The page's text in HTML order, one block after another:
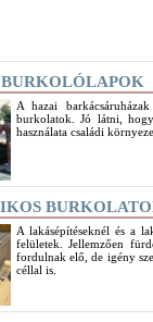
A hazai
burkolatok. Jó látni,
használata családi
A lakásépítéseknél és a
felületek. Jellemzően
fordulnak elő, de igény
céllal is.